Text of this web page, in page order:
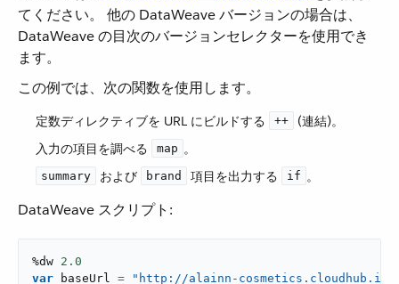
てください。 他の DataWeave バージョンの場合は、
DataWeave の目次のバージョンセレクターを使用でき
ます。
この例では、次の関数を使用します。
定数ディレクティブを URL にビルドする ​ ++
​ (連結)。
入力の項目を調べる ​
map ​。
summary ​ および ​ brand ​ 項目を出力する ​ if ​。
DataWeave スクリプト:
%dw 2.0
var baseUrl =
"http://alainn-